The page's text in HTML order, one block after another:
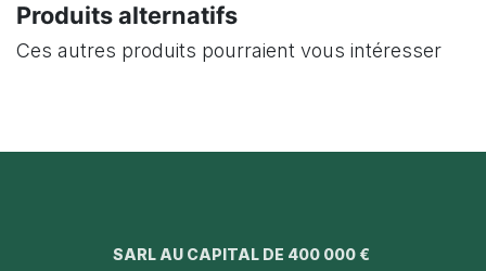
Produits alternatifs
Ces autres produits pourraient vous intéresser
SARL AU CAPITAL DE 400 000 €